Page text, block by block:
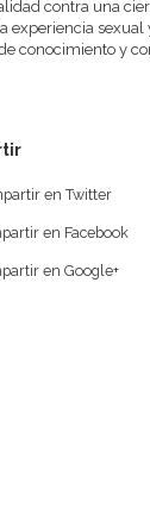
contra una
conocimiento y
en Twitter
en Facebook
en Google+